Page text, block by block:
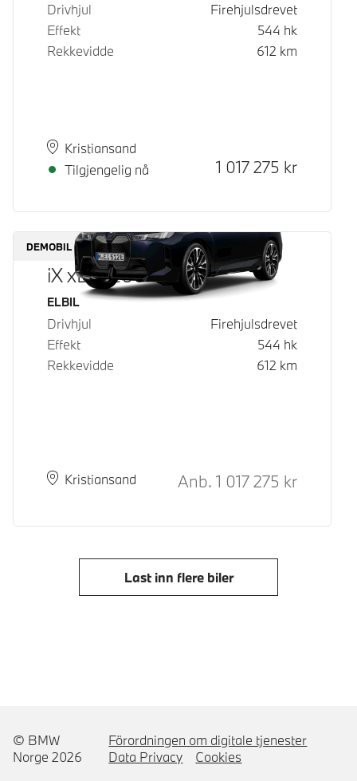
Drivhjul
Firehjulsdrevet
Effekt
544 hk
Rekkevidde
612 km
PlassKristiansand
Leveringstid
Tilgjengelig nå
Kontantpris
1 017 275 kr
DEMOBIL
iX xDrive60
Drivstoff
ELBIL
Drivhjul
Firehjulsdrevet
Effekt
544 hk
Rekkevidde
612 km
PlassKristiansand
Leveringstid Kontantpris
Anb. 1 017 275 kr
Last inn flere biler
© BMW
Norge 2026
Förordningen om digitale tjenester
Data Privacy
Cookies